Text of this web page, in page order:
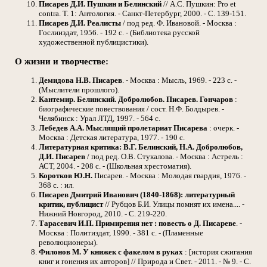
Писарев Д.И. Пушкин и Белинский // А.С. Пушкин: Pro et
contra. Т. 1: Антология. - Санкт-Петербург, 2000. - С. 139-151.
Писарев Д.И. Реалисты / под ред. Ф. Ивановой. - Москва :
Гослииздат, 1956. - 192 с. - (Библиотека русской
художественной публицистики).
О жизни и творчестве:
Демидова Н.В. Писарев. - Москва : Мысль, 1969. - 223 с. -
(Мыслители прошлого).
Кантемир. Белинский. Добролюбов. Писарев. Гончаров :
биографические повествования / сост. Н.Ф. Болдырев. -
Челябинск : Урал ЛТД, 1997. - 564 с.
Лебедев А.А. Мыслящий пролетариат Писарева : очерк. -
Москва : Детская литература, 1977. - 190 с.
Литературная критика: В.Г. Белинский, Н.А. Добролюбов,
Д.И. Писарев / под ред. О.В. Стукалова. - Москва : Астрель :
АСТ, 2004. - 208 с. - (Школьная хрестоматия).
Коротков Ю.Н. Писарев. - Москва : Молодая гвардия, 1976. -
368 с. : ил.
Писарев Дмитрий Иванович (1840-1868): литературный
критик, публицист// Рубцов Б.И. Улицы помнят их имена.... -
Нижний Новгород, 2010. - С. 219-220.
Тарасевич И.П. Примирения нет : повесть о Д. Писареве. -
Москва : Политиздат, 1990. - 381 с. - (Пламенные
революционеры).
Филонов М. У книжек с факелом в руках : [история сжигания
книг и гонения их авторов] // Природа и Свет. - 2011. - № 9. - С.